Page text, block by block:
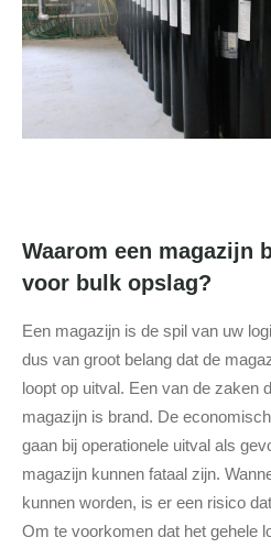
Waarom een magazijn
voor bulk opslag?
Een magazijn is de spil van uw
dus van groot belang dat de
loopt op uitval. Een van de zaken
magazijn is brand. De
gaan bij operationele uitval als
magazijn kunnen fataal zijn.
kunnen worden, is er een risico
Om te voorkomen dat het gehele